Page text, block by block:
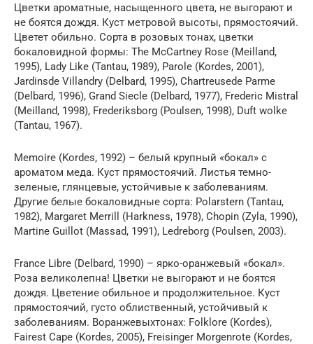
Цветки ароматные, насыщенного цвета, не выгорают и
не боятся дождя. Куст метровой высоты, прямостоячий.
Цветет обильно. Сорта в розовых тонах, цветки
бокаловидной формы: The McСartney Rose (Meilland,
1995), Lady Like (Tantau, 1989), Parole (Kordes, 2001),
Jardinsde Villandry (Delbard, 1995), Chartreusede Parme
(Delbard, 1996), Grand Siecle (Delbard, 1977), Frederic Mistral
(Meilland, 1998), Frederiksborg (Poulsen, 1998), Duft wolke
(Tantau, 1967).
Memoire (Kordes, 1992) – белый крупный «бокал» с
ароматом меда. Куст прямостоячий. Листья темно-
зеленые, глянцевые, устойчивые к заболеваниям.
Другие белые бокаловидные сорта: Polarstern (Tantau,
1982), Margaret Merrill (Harkness, 1978), Chopin (Zyla, 1990),
Martine Guillot (Massad, 1991), Ledreborg (Poulsen, 2003).
France Libre (Delbard, 1990) – ярко-оранжевый «бокал».
Роза великолепна! Цветки не выгорают и не боятся
дождя. Цветение обильное и продолжительное. Куст
прямостоячий, густо облиственный, устойчивый к
заболеваниям. Воранжевыхтонах: Folklore (Kordes),
Fairest Cape (Kordes, 2005), Freisinger Morgenrote (Kordes,